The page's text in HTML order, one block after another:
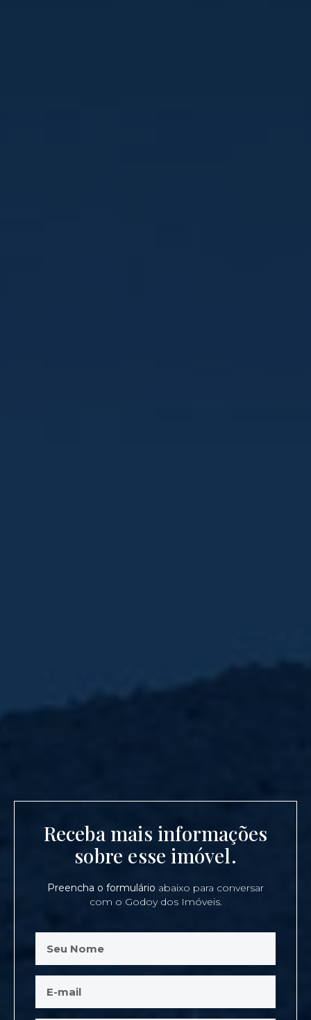
Receba mais informações
sobre esse imóvel.
Preencha o formulário abaixo para conversar
com o Godoy dos Imóveis.